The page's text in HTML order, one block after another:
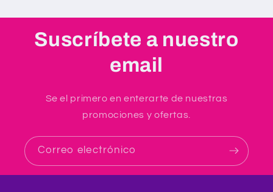
Suscríbete a nuestro
email
Se el primero en enterarte de nuestras
promociones y ofertas.
Correo electrónico